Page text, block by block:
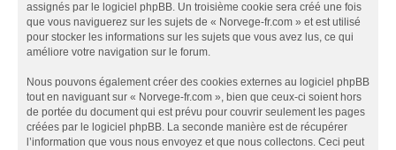
assignés par le logiciel phpBB. Un troisième cookie sera créé une fois
que vous naviguerez sur les sujets de « Norvege-fr.com » et est utilisé
pour stocker les informations sur les sujets que vous avez lus, ce qui
améliore votre navigation sur le forum.
Nous pouvons également créer des cookies externes au logiciel phpBB
tout en naviguant sur « Norvege-fr.com », bien que ceux-ci soient hors
de portée du document qui est prévu pour couvrir seulement les pages
créées par le logiciel phpBB. La seconde manière est de récupérer
l’information que vous nous envoyez et que nous collectons. Ceci peut